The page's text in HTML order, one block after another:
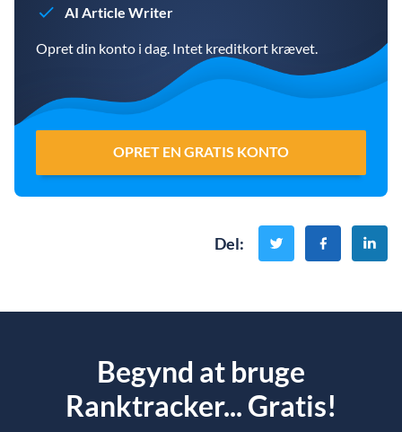
AI Article Writer
Opret din konto i dag. Intet kreditkort krævet.
OPRET EN GRATIS KONTO
Del:
Begynd at bruge
Ranktracker... Gratis!